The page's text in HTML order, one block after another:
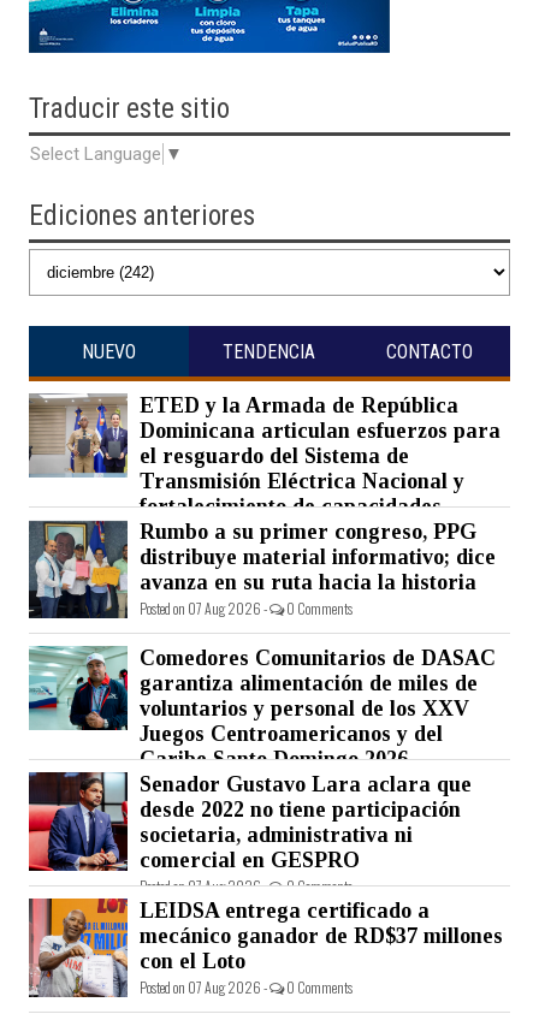
Traducir este sitio
Select Language ▼
Ediciones anteriores
NUEVO TENDENCIA CONTACTO
ETED y la Armada de República
Dominicana articulan esfuerzos para
el resguardo del Sistema de
Transmisión Eléctrica Nacional y
fortalecimiento de capacidades.
Posted on 07 Aug 2026 - 0 Comments
Rumbo a su primer congreso, PPG
distribuye material informativo; dice
avanza en su ruta hacia la historia
Posted on 07 Aug 2026 - 0 Comments
Comedores Comunitarios de DASAC
garantiza alimentación de miles de
voluntarios y personal de los XXV
Juegos Centroamericanos y del
Caribe Santo Domingo 2026
Posted on 07 Aug 2026 - 0 Comments
Senador Gustavo Lara aclara que
desde 2022 no tiene participación
societaria, administrativa ni
comercial en GESPRO
Posted on 07 Aug 2026 - 0 Comments
LEIDSA entrega certificado a
mecánico ganador de RD$37 millones
con el Loto
Posted on 07 Aug 2026 - 0 Comments